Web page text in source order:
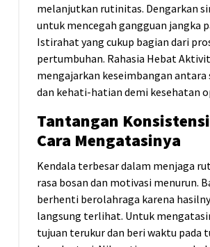
melanjutkan rutinitas. Dengarkan
untuk mencegah gangguan jangka
Istirahat yang cukup bagian dari
pertumbuhan. Rahasia Hebat
mengajarkan keseimbangan
dan kehati-hatian demi kesehatan
Tantangan
Cara Mengatasinya
Kendala terbesar dalam menjaga
rasa bosan dan motivasi menurun.
berhenti berolahraga karena
langsung terlihat. Untuk
tujuan terukur dan beri waktu pada